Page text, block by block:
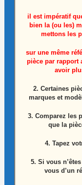
Module
il est impératif
bien la (ou les)
mettons les
sur une même
pièce par rapport
avoir
2. Certaines
marques et
3. Comparez les
que la
4. Tapez
5. Si vous
vous d’un